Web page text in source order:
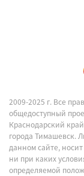
2009-2025 г. Все
общедоступный
Краснодарский
города Тимашевск.
данном сайте,
ни при каких
определяемой